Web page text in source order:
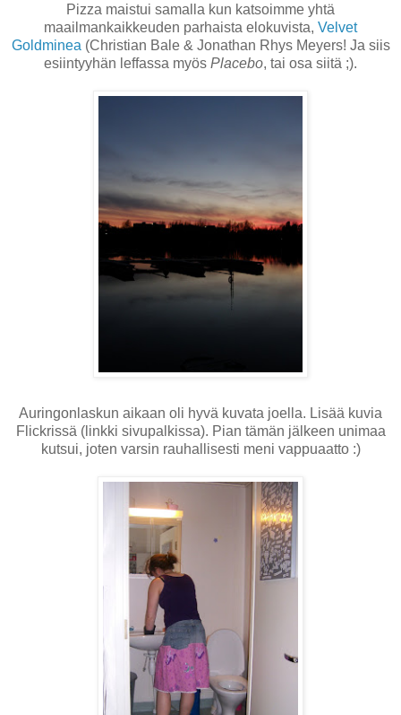
Pizza maistui samalla kun katsoimme yhtä
maailmankaikkeuden parhaista elokuvista, Velvet
Goldminea (Christian Bale & Jonathan Rhys Meyers! Ja siis
esiintyyhän leffassa myös Placebo, tai osa siitä ;).
Auringonlaskun aikaan oli hyvä kuvata joella. Lisää kuvia
Flickrissä (linkki sivupalkissa). Pian tämän jälkeen unimaa
kutsui, joten varsin rauhallisesti meni vappuaatto :)